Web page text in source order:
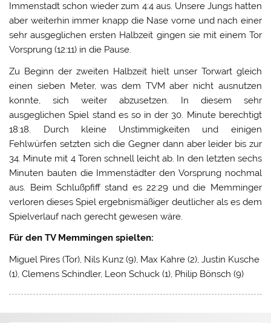
Immenstadt schon wieder zum 4:4 aus. Unsere Jungs hatten
aber weiterhin immer knapp die Nase vorne und nach einer
sehr ausgeglichen ersten Halbzeit gingen sie mit einem Tor
Vorsprung (12:11) in die Pause.
Zu Beginn der zweiten Halbzeit hielt unser Torwart gleich
einen sieben Meter, was dem TVM aber nicht ausnutzen
konnte, sich weiter abzusetzen. In diesem sehr
ausgeglichen Spiel stand es so in der 30. Minute berechtigt
18:18. Durch kleine Unstimmigkeiten und einigen
Fehlwürfen setzten sich die Gegner dann aber leider bis zur
34. Minute mit 4 Toren schnell leicht ab. In den letzten sechs
Minuten bauten die Immenstädter den Vorsprung nochmal
aus. Beim Schlußpfiff stand es 22:29 und die Memminger
verloren dieses Spiel ergebnismäßiger deutlicher als es dem
Spielverlauf nach gerecht gewesen wäre.
Für den TV Memmingen spielten:
Miguel Pires (Tor), Nils Kunz (9), Max Kahre (2), Justin Kusche
(1), Clemens Schindler, Leon Schuck (1), Philip Bönsch (9)